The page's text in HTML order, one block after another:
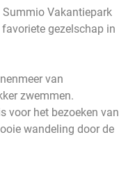
Summio Vakantiepark
gezelschap in
van
zwemmen.
voor het bezoeken van
wandeling door de